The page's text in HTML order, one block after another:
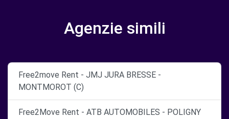
Agenzie simili
Free2move Rent - JMJ JURA BRESSE -
MONTMOROT (C)
Free2Move Rent - ATB AUTOMOBILES - POLIGNY